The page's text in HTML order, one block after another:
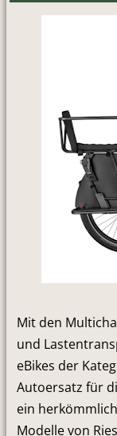
Mit den
und
eBikes der
Autoersatz für
ein
Modelle von